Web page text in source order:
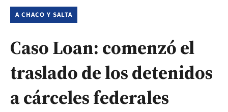
A CHACO Y SALTA
Caso Loan: comenzó el
traslado de los detenidos
a cárceles federales